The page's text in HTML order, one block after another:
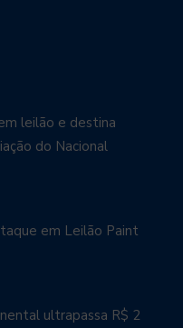
leilão e destina
do Nacional
em Leilão Paint
ultrapassa R$ 2